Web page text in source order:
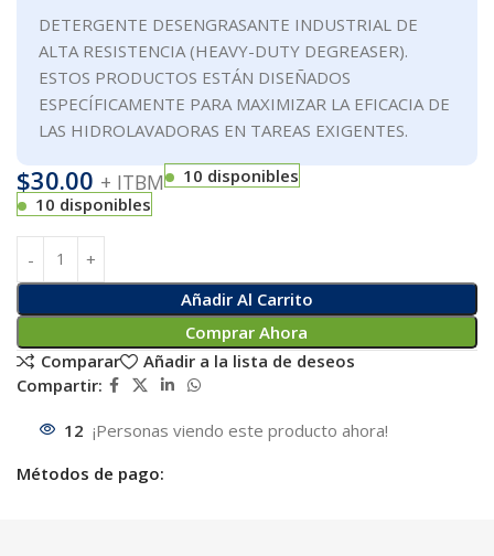
DETERGENTE DESENGRASANTE INDUSTRIAL DE
ALTA RESISTENCIA (HEAVY-DUTY DEGREASER).
ESTOS PRODUCTOS ESTÁN DISEÑADOS
ESPECÍFICAMENTE PARA MAXIMIZAR LA EFICACIA DE
LAS HIDROLAVADORAS EN TAREAS EXIGENTES.
$30.00 + ITBM
10 disponibles
10 disponibles
Añadir Al Carrito
Comprar Ahora
Comparar
Añadir a la lista de deseos
Compartir:
12 ¡Personas viendo este producto ahora!
Métodos de pago: